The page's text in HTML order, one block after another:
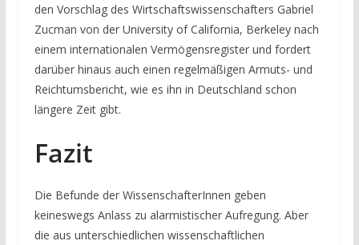
den Vorschlag des Wirtschaftswissenschafters Gabriel
Zucman von der University of California, Berkeley nach
einem internationalen Vermögensregister und fordert
darüber hinaus auch einen regelmäßigen Armuts- und
Reichtumsbericht, wie es ihn in Deutschland schon
längere Zeit gibt.
Fazit
Die Befunde der WissenschafterInnen geben
keineswegs Anlass zu alarmistischer Aufregung. Aber
die aus unterschiedlichen wissenschaftlichen